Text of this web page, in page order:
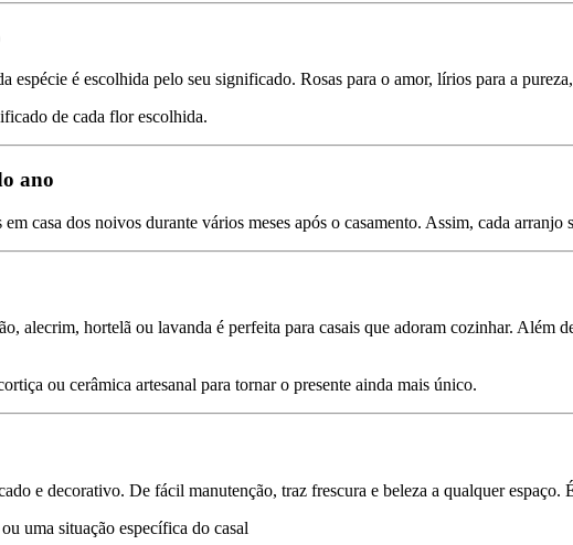
espécie é escolhida pelo seu significado. Rosas para o amor, lírios para a
de cada flor escolhida.
ano
casa dos noivos durante vários meses após o casamento. Assim, cada arranjo
alecrim, hortelã ou lavanda é perfeita para casais que adoram cozinhar. Além
ou cerâmica artesanal para tornar o presente ainda mais único.
e decorativo. De fácil manutenção, traz frescura e beleza a qualquer espaço.
uma situação específica do casal